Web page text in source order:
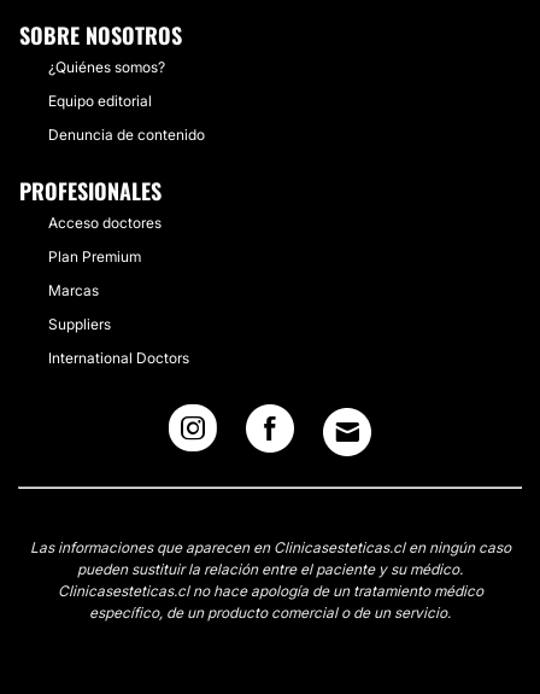
SOBRE NOSOTROS
¿Quiénes somos?
Equipo editorial
Denuncia de contenido
PROFESIONALES
Acceso doctores
Plan Premium
Marcas
Suppliers
International Doctors
Las informaciones que aparecen en Clinicasesteticas.cl en ningún caso
pueden sustituir la relación entre el paciente y su médico.
Clinicasesteticas.cl no hace apología de un tratamiento médico
específico, de un producto comercial o de un servicio.